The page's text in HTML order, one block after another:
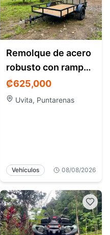
Remolque de acero
robusto con rampa
— ideal para motos,
cuadraciclos, s
₡625,000
Uvita, Puntarenas
Vehículos 08/08/2026